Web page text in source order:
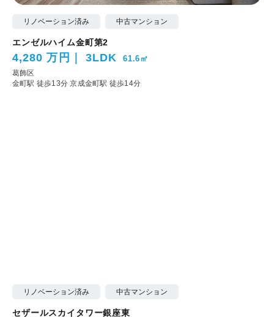
リノベーション済み 中古マンション
エンゼルハイム金町第2
4,280 万円 3LDK 61.6㎡
葛飾区
金町駅 徒歩13分京成金町駅 徒歩14分
リノベーション済み 中古マンション
セザールスカイタワー銀座東